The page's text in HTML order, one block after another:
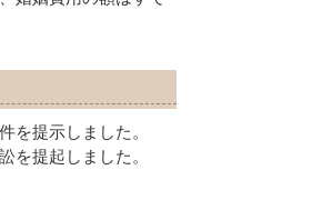
を提示しました。
を提起しました。